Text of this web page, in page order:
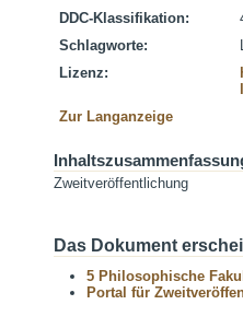
DDC-Klassifikation:
Schlagworte:
Lizenz:
Zur Langanzeige
Zweitveröffentlichung
Das Dokument
5 Philosophische
Portal für